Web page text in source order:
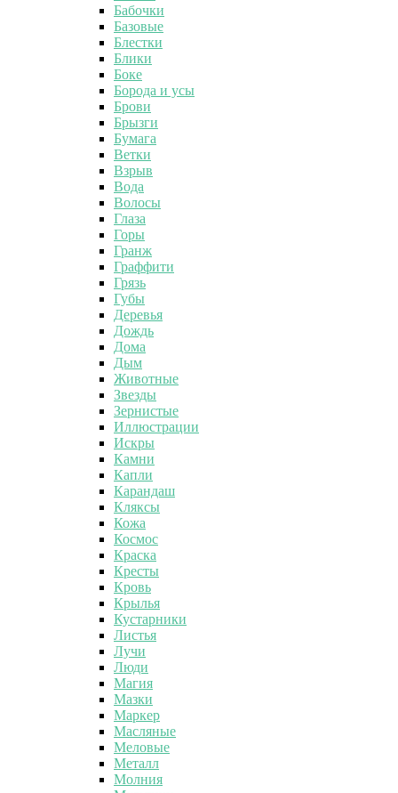
Бабочки
Базовые
Блестки
Блики
Боке
Борода и усы
Брови
Брызги
Бумага
Ветки
Взрыв
Вода
Волосы
Глаза
Горы
Гранж
Граффити
Грязь
Губы
Деревья
Дождь
Дома
Дым
Животные
Звезды
Зернистые
Иллюстрации
Искры
Камни
Капли
Карандаш
Кляксы
Кожа
Космос
Краска
Кресты
Кровь
Крылья
Кустарники
Листья
Лучи
Люди
Магия
Мазки
Маркер
Масляные
Меловые
Металл
Молния